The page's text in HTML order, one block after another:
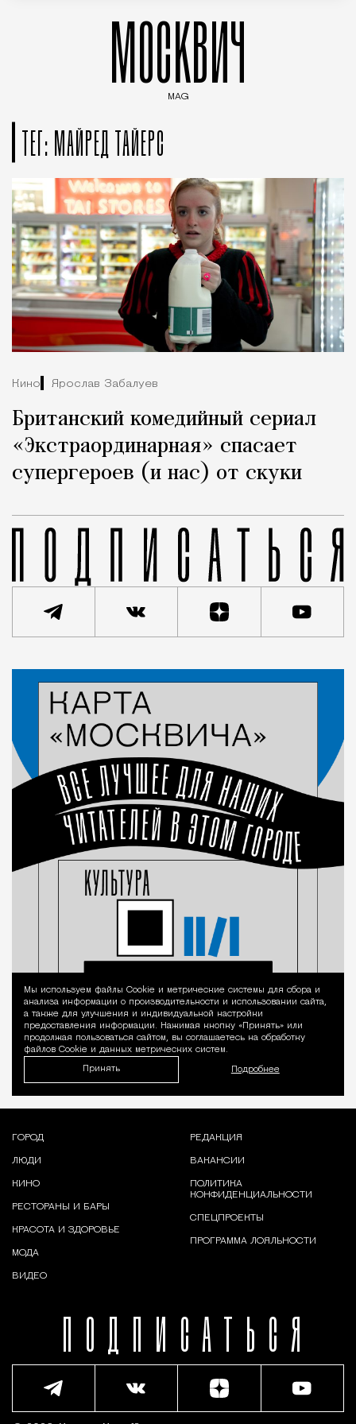
МОСКВИЧ
MAG
ТЕГ: МАЙРЕД ТАЙЕРС
Кино Ярослав Забалуев
Британский комедийный сериал
«Экстраординарная» спасает
супергероев (и нас) от скуки
Уведомление
Мы используем файлы Сookie и метрические системы для сбора и
анализа информации о производительности и использовании сайта,
а также для улучшения и индивидуальной настройки
предоставления информации. Нажимая кнопку «Принять» или
продолжая пользоваться сайтом, вы соглашаетесь на обработку
файлов Cookie и данных метрических систем.
Принять Подробнее
ПОДПИСАТЬСЯ
ГОРОД
ЛЮДИ
КИНО
РЕСТОРАНЫ И БАРЫ
КРАСОТА И ЗДОРОВЬЕ
МОДА
ВИДЕО
РЕДАКЦИЯ
ВАКАНСИИ
ПОЛИТИКА
КОНФИДЕНЦИАЛЬНОСТИ
СПЕЦПРОЕКТЫ
ПРОГРАММА ЛОЯЛЬНОСТИ